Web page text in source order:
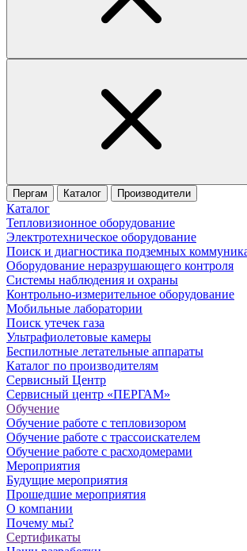
Пергам Каталог Производители
Каталог
Тепловизионное оборудование
Электротехническое оборудование
Поиск и диагностика подземных
Оборудование неразрушающего контроля
Системы наблюдения и охраны
Контрольно-измерительное оборудование
Мобильные лаборатории
Поиск утечек газа
Ультрафиолетовые камеры
Беспилотные летательные аппараты
Каталог по производителям
Сервисный Центр
Сервисный центр «ПЕРГАМ»
Обучение
Обучение работе с тепловизором
Обучение работе с трассоискателем
Обучение работе с расходомерами
Мероприятия
Будущие мероприятия
Прошедшие мероприятия
О компании
Почему мы?
Сертификаты